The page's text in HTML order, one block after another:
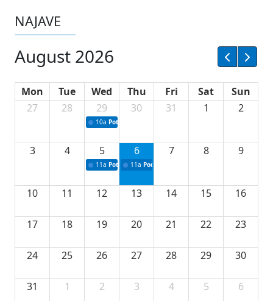
NAJAVE
August 2026
Mon Tue Wed Thu Fri Sat
Sun
27
28 29
10a Potpisivanje ugovora sa neprofitnim
30 31 1 2
3 4 5
11a Potpisivanje ugovora o stipendijama za
6
11a Podrška razvoju vodne infrastrukture u
7 8 9
10 11 12 13 14 15 16
17 18 19 20 21 22 23
24 25 26 27 28 29 30
31 1 2 3 4 5 6